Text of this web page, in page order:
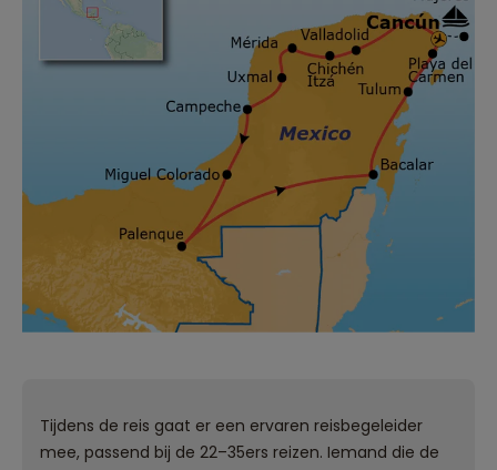
Tijdens de reis gaat er een ervaren reisbegeleider
mee, passend bij de 22–35ers reizen. Iemand die de